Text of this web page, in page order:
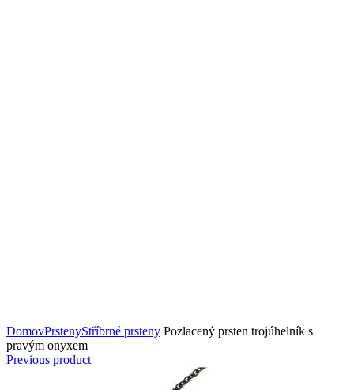
DomovPrstenyStříbrné prsteny Pozlacený prsten trojúhelník s
pravým onyxem
Previous product